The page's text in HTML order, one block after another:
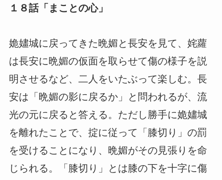
１８話「まことの心」
姽嫿城に戻ってきた晩媚と長安を見て、姹蘿
は長安に晩媚の仮面を取らせて傷の様子を説
明させるなど、二人をいたぶって楽しむ。長
安は「晩媚の影に戻るか」と問われるが、流
光の元に戻ると答える。ただし勝手に姽嫿城
を離れたことで、掟に従って「膝切り」の罰
を受けることになり、晩媚がその見張りを命
じられる。「膝切り」とは膝の下を十字に傷